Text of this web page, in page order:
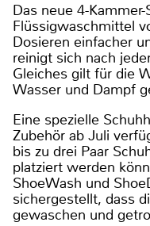
Das neue 4-
Flüssigwaschmittel
Dosieren einfacher
reinigt sich nach
Gleiches gilt für die
Wasser und Dampf
Eine spezielle
Zubehör ab Juli
bis zu drei Paar
platziert werden
ShoeWash und
sichergestellt, dass
gewaschen und